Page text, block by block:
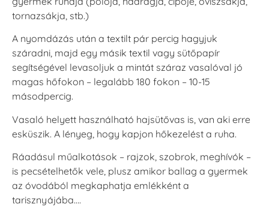
tornazsákja, stb.)
A nyomdázás után a textilt pár percig hagyjuk
száradni, majd egy másik textil vagy sütőpapír
segítségével levasoljuk a mintát száraz vasalóval jó
magas hőfokon – legalább 180 fokon – 10-15
másodpercig.
Vasaló helyett használható hajsütővas is, van aki erre
esküszik. A lényeg, hogy kapjon hőkezelést a ruha.
Ráadásul műalkotások – rajzok, szobrok, meghívók –
is pecsételhetők vele, plusz amikor ballag a gyermek
az óvodából megkaphatja emlékként a
tarisznyájába….